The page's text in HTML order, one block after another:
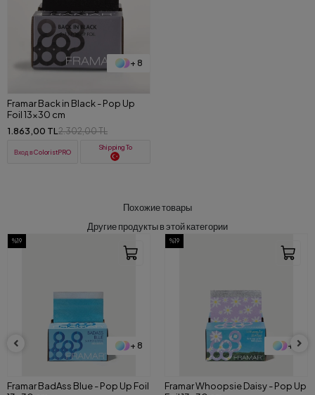
+ 8
Framar Back in Black - Pop Up
Foil 13x30 cm
1.863,00 TL 2.302,00 TL
Вход в ColoristPRO
Shipping To
Похожие товары
Другие продукты в этой категории
%19
+ 8
Framar Whoopsie Daisy - Pop Up
%19
+ 8
Framar YeeHaw - Pop Up Foil